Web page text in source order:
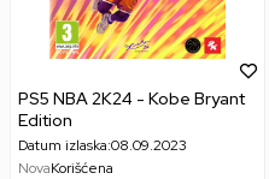
PS5 NBA 2K24 - Kobe Bryant
Edition
Datum izlaska:08.09.2023
NovaKorišćena